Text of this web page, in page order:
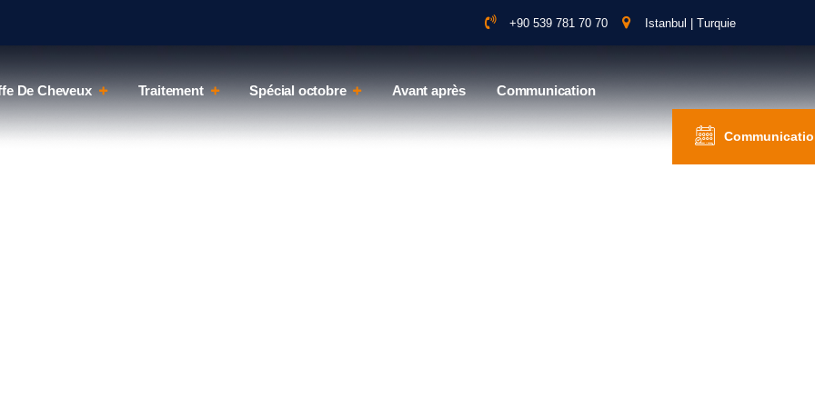
+90 539 781 70 70 Istanbul | Turquie
De Cheveux Traitement Spécial octobre Avant après Communication